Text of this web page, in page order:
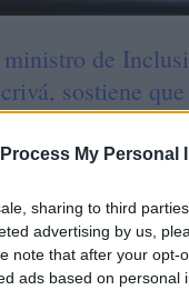
My Personal
sharing to third
advertising by us,
note that after your opt-
ads based on personal
de
sostiene
con los